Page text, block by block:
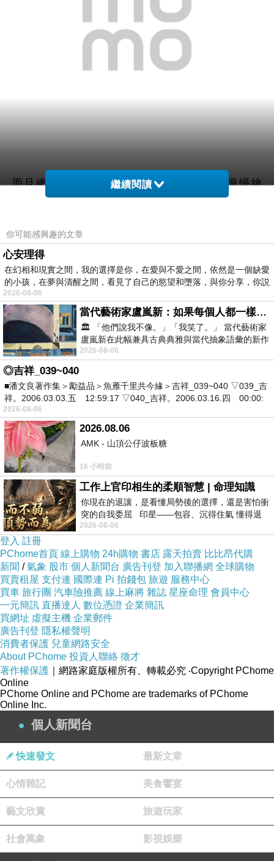
而且網路購物超方便24小時都能買，上網慢慢挑
以及推薦【apbs】Samsung Galaxy J7 施華洛世奇
彩鑽手機殼(維也納馨香)
查了很多【apbs】Samsung Galaxy J7 施華洛世奇
彩鑽手機殼(維也納馨香)的開箱.分享.評論跟比價的
結果，發現它真的很棒!!!
而且在網路上購買，品質有保障又有七天鑑賞期，
不滿意可以退貨也不用擔心買貴!
你一定要來看看【apbs】Samsung Galaxy J7 施華
洛世奇彩鑽手機殼(維也納馨香)~~
我是在這裡買的，多比較不吃虧唷!!:
商品訊
息:#UTF8#3C756C3E0D0A202020202020202
020203C6C693E3C6120687265663D272F6D
79706167652F4D656D62657243656E746572
2E6A73703F66756E633D3336272074617267
65743D275F626C616E6B273EE59381E8999
FEFBC9A333839393630353C2F6C693E0D0
A202020202020202020200D0A20202020202
0202020203C6C693EE68EA1E696BDE88FA
FE6B49BE4B896E5A587E6B0B4E699B6E99
1BD3C2F6C693E3C6C693EE6AD90E5BC8F
E9A2A8E6A0BCE9A1AFE78FBEE5A5B3E68
0A7E69F94E7BE8E3C2F6C693E3C6C693EE
99AB1E7B484E6B5AEE6B0B4E58DB0E88A
B1E7B48BE8A8ADE8A8883C2F6C693E0D0
A20202020202020203C2F756C3E
繼續閱讀
你可能感興趣的文章
心安理得
在幻相和現實之間，我的選擇是你，在愛與不愛之間，依然是一個缺愛
的小孩，在夢與清醒之間，看見了自己的慾望和墮落，與你分享，你説
2026-08-06
當代藝術家盧嵐新：如果每個人都一樣，這世界該有多無聊？
🏛️ 「他們說我不像。」「我笑了。」 當代藝術家
盧嵐新在此幅兼具古典典雅與當代抽象語彙的新作
中，以沈靜的藍色空間為背景，描繪了
2026-08-06
◎吉祥_039~040
■潘文良著作集＞勵益品＞魚雁千里共今緣＞吉祥_039~040 ▽039_吉
祥。2006.03.03.五 12:59:17 ▽040_吉祥。2006.03.16.四 00:00:
2026-08-06
2026.08.06
AMK - 山頂公仔波板糖
16 小時前
工作上官印相生的柔順智慧 | 命理知識
你現在的退讓，是看懂局勢後的選擇，還是害怕衝
突的自我委屈 印星——包容、沉得住氣 懂得退
一步觀察，不會
2026-08-06
登入 註冊
PChome首頁 線上購物 24h購物 書店 露天拍賣 比比昂代購
新聞 /氣象 股市 個人新聞台 廣告刊登 加入聯播網 全球購物
買賣租屋 支付連 國際連 Pi 拍錢包 旅遊 服務中心
買車 旅行團 汽車險推薦 線上麻將 雜誌 星座命理 會員中心
一元簡訊 直播達人 數位憑證 企業簡訊
買網址 虛擬主機 企業郵件
廣告刊登 隱私權聲明
消費者保護 兒童網路安全
About PChome 投資人聯絡 徵才
著作權保護 ｜網路家庭版權所有、轉載必究 ‧Copyright PChome
Online
PChome Online and PChome are trademarks of PChome
Online Inc.
個人新聞台
快速發文 最新文章
心情雜記 美食饗宴
藝文欣賞 旅遊玩家
社會萬象 影視娛樂